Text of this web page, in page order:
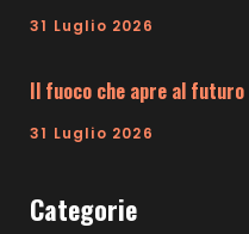
31 Luglio 2026
Il fuoco che apre al futuro
31 Luglio 2026
Categorie